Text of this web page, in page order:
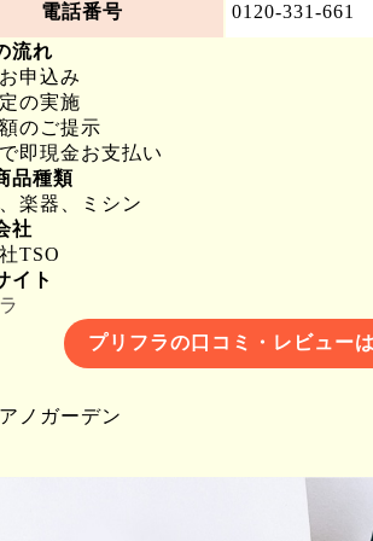
電話番号
0120-331-661
流れ
申込み
の実施
のご提示
即現金お支払い
品種類
楽器、ミシン
社
TSO
イト
プリフラの口コミ・レビュー
ノガーデン